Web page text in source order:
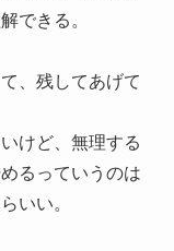
できる。
、残してあげて
けど、無理する
るっていうのは
いい。